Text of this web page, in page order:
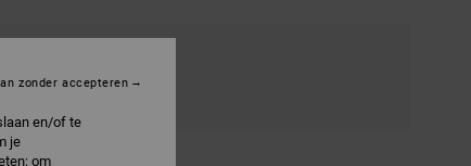
en/of te
je
om
zonder accepteren